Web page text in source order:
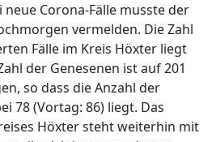
neue Corona-Fälle musste der
vermelden. Die Zahl
Fälle im Kreis Höxter liegt
der Genesenen ist auf 201
so dass die Anzahl der
78 (Vortag: 86) liegt. Das
Höxter steht weiterhin mit